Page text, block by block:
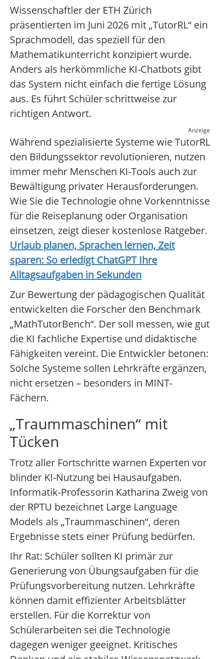
Wissenschaftler der ETH Zürich
präsentierten im Juni 2026 mit „TutorRL“ ein
Sprachmodell, das speziell für den
Mathematikunterricht konzipiert wurde.
Anders als herkömmliche KI-Chatbots gibt
das System nicht einfach die fertige Lösung
aus. Es führt Schüler schrittweise zur
richtigen Antwort.
Anzeige
Während spezialisierte Systeme wie TutorRL
den Bildungssektor revolutionieren, nutzen
immer mehr Menschen KI-Tools auch zur
Bewältigung privater Herausforderungen.
Wie Sie die Technologie ohne Vorkenntnisse
für die Reiseplanung oder Organisation
einsetzen, zeigt dieser kostenlose Ratgeber.
Urlaub planen, Sprachen lernen, Zeit
sparen: So erledigt ChatGPT Ihre
Alltagsaufgaben in Sekunden
Zur Bewertung der pädagogischen Qualität
entwickelten die Forscher den Benchmark
„MathTutorBench“. Der soll messen, wie gut
die KI fachliche Expertise und didaktische
Fähigkeiten vereint. Die Entwickler betonen:
Solche Systeme sollen Lehrkräfte ergänzen,
nicht ersetzen – besonders in MINT-
Fächern.
„Traummaschinen“ mit
Tücken
Trotz aller Fortschritte warnen Experten vor
blinder KI-Nutzung bei Hausaufgaben.
Informatik-Professorin Katharina Zweig von
der RPTU bezeichnet Large Language
Models als „Traummaschinen“, deren
Ergebnisse stets einer Prüfung bedürfen.
Ihr Rat: Schüler sollten KI primär zur
Generierung von Übungsaufgaben für die
Prüfungsvorbereitung nutzen. Lehrkräfte
können damit effizienter Arbeitsblätter
erstellen. Für die Korrektur von
Schülerarbeiten sei die Technologie
dagegen weniger geeignet. Kritisches